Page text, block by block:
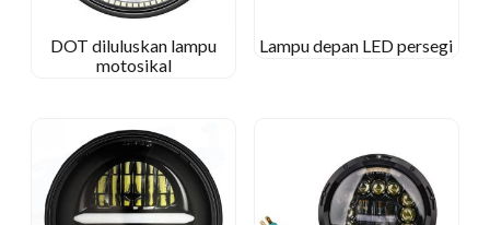
DOT diluluskan lampu
motosikal
Lampu depan LED persegi